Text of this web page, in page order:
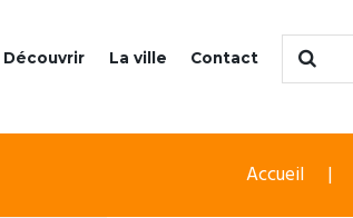
Découvrir La ville Contact
Accueil